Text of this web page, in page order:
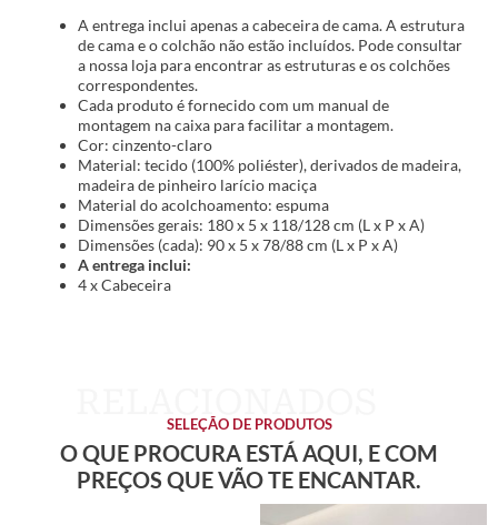
A entrega inclui apenas a cabeceira de cama. A estrutura
de cama e o colchão não estão incluídos. Pode consultar
a nossa loja para encontrar as estruturas e os colchões
correspondentes.
Cada produto é fornecido com um manual de
montagem na caixa para facilitar a montagem.
Cor: cinzento-claro
Material: tecido (100% poliéster), derivados de madeira,
madeira de pinheiro larício maciça
Material do acolchoamento: espuma
Dimensões gerais: 180 x 5 x 118/128 cm (L x P x A)
Dimensões (cada): 90 x 5 x 78/88 cm (L x P x A)
A entrega inclui:
4 x Cabeceira
SELEÇÃO DE PRODUTOS
O QUE PROCURA ESTÁ AQUI, E COM
PREÇOS QUE VÃO TE ENCANTAR.